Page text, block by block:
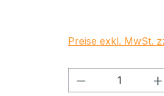
Preise exkl. MwSt.
Produkt